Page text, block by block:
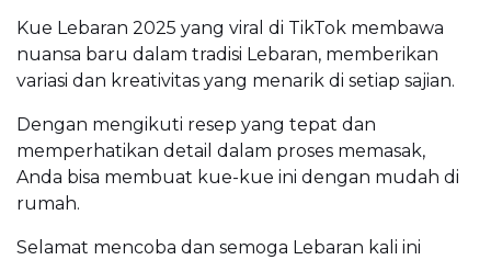
Kue Lebaran 2025 yang viral di TikTok membawa
nuansa baru dalam tradisi Lebaran, memberikan
variasi dan kreativitas yang menarik di setiap sajian.
Dengan mengikuti resep yang tepat dan
memperhatikan detail dalam proses memasak,
Anda bisa membuat kue-kue ini dengan mudah di
rumah.
Selamat mencoba dan semoga Lebaran kali ini